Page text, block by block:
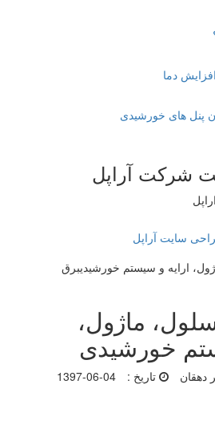
دما
پنل های خورشیدی
شرکت آراپل
سایت آراپل
ماژول،
خورشیدی
دهقان تاریخ :
1397-06-04